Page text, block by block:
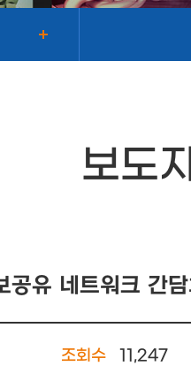
보도
유 네트워크 간
조회수 11,247